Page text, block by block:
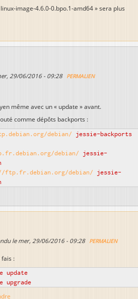
image-4.6.0-0.bpo.1-amd64 » sera plus
29/06/2016 - 09:28 PERMALIEN
même avec un « update » avant.
comme dépôts backports :
debian/ jessie-backports
debian/ jessie-
ftp.fr.debian.org/debian/ jessie-
lemer, 29/06/2016 - 09:28 PERMALIEN
fais :
update
upgrade